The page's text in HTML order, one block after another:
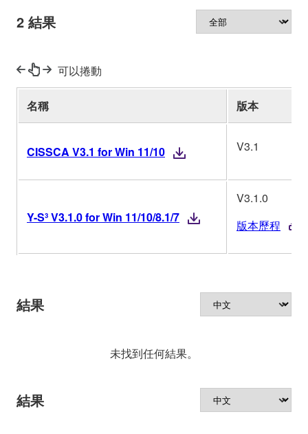
2 結果
可以捲動
名稱 版本
CISSCA V3.1 for Win 11/10 V3.1
Y-S³ V3.1.0 for Win 11/10/8.1/7
V3.1.0
版本歷程
結果
未找到任何結果。
結果